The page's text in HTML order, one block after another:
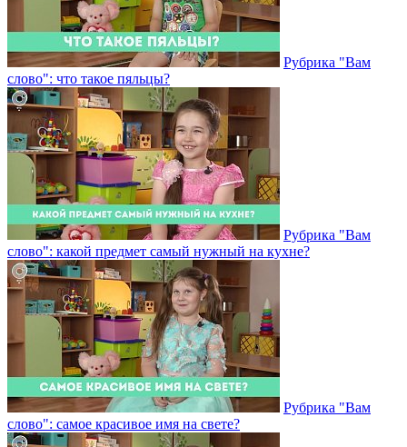
Рубрика "Вам
слово": что такое пяльцы?
Рубрика "Вам
слово": какой предмет самый нужный на кухне?
Рубрика "Вам
слово": самое красивое имя на свете?